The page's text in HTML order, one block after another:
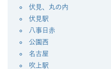
伏見、丸の内
伏見駅
八事日赤
公園西
名古屋
吹上駅